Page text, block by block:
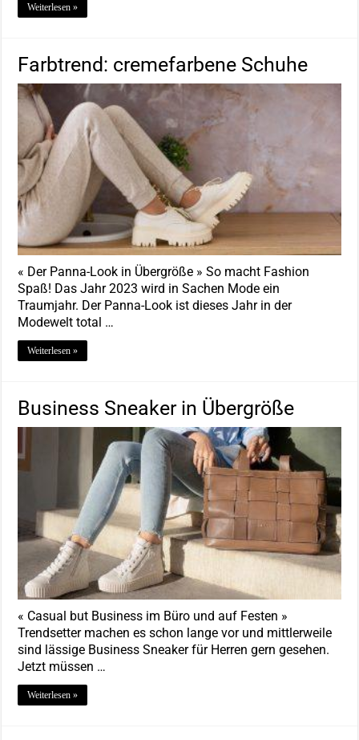
Weiterlesen »
Farbtrend: cremefarbene Schuhe
« Der Panna-Look in Übergröße » So macht Fashion
Spaß! Das Jahr 2023 wird in Sachen Mode ein
Traumjahr. Der Panna-Look ist dieses Jahr in der
Modewelt total …
Weiterlesen »
Business Sneaker in Übergröße
« Casual but Business im Büro und auf Festen »
Trendsetter machen es schon lange vor und mittlerweile
sind lässige Business Sneaker für Herren gern gesehen.
Jetzt müssen …
Weiterlesen »